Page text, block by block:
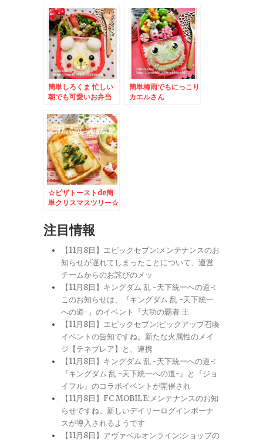
簡単しろくま 忙しい
朝でも可愛いお弁当
簡単梅雨でもにっこり
カエルさん
☆ピザトーストde簡
単クリスマスツリー☆
も可愛くデコしてハッ
ピーメリークリスマス
注目情報
【11月8日】エピックセブン:メンテナンスのお
知らせが遅れてしまったことについて、運営
チームからのお詫びのメッ
【11月8日】キングダム 乱 -天下統一への道-:
このお知らせは、『キングダム 乱 -天下統一
への道-』のイベント『大功の覇者 王
【11月8日】エピックセブン:ピックアップ召喚
イベントの告知ですね。新たな火属性のメイ
ジ【テネブレア】と、連携
【11月8日】キングダム 乱 -天下統一への道-:
『キングダム 乱 -天下統一への道-』と『ジョ
イフル』のコラボイベントが開催され
【11月8日】FC MOBILE:メンテナンスのお知
らせですね。新しいデイリーログインボーナ
スが導入されるようです
【11月8日】アヴァベルオンライン:ショップの